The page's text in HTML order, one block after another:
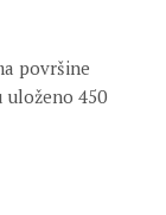
površine
uloženo 450